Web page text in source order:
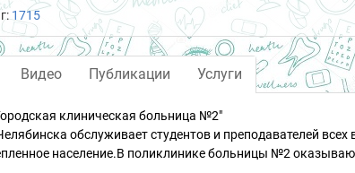
1715
Видео Публикации Услуги
клиническая больница №2"
обслуживает студентов и преподавателей всех
население.В поликлинике больницы №2